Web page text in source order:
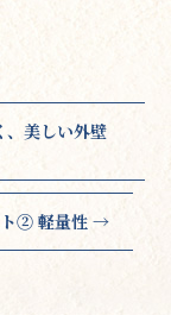
、美しい外壁
ト② 軽量性→